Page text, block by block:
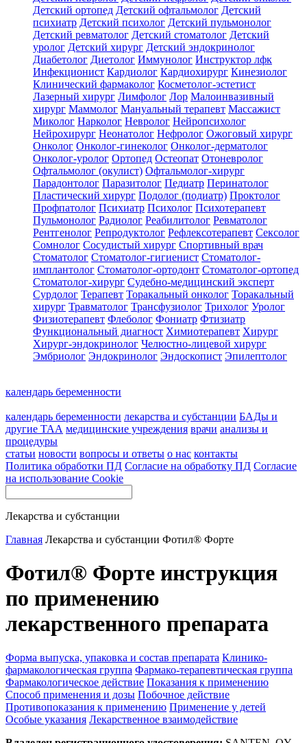
Детский ортопед Детский офтальмолог Детский
психиатр Детский психолог Детский пульмонолог
Детский ревматолог Детский стоматолог Детский
уролог Детский хирург Детский эндокринолог
Диабетолог Диетолог Иммунолог Инструктор лфк
Инфекционист Кардиолог Кардиохирург Кинезиолог
Клинический фармаколог Косметолог-эстетист
Лазерный хирург Лимфолог Лор Малоинвазивный
хирург Маммолог Мануальный терапевт Массажист
Миколог Нарколог Невролог Нейропсихолог
Нейрохирург Неонатолог Нефролог Ожоговый хирург
Онколог Онколог-гинеколог Онколог-дерматолог
Онколог-уролог Ортопед Остеопат Отоневролог
Офтальмолог (окулист) Офтальмолог-хирург
Парадонтолог Паразитолог Педиатр Перинатолог
Пластический хирург Подолог (подиатр) Проктолог
Профпатолог Психиатр Психолог Психотерапевт
Пульмонолог Радиолог Реабилитолог Ревматолог
Рентгенолог Репродуктолог Рефлексотерапевт Сексолог
Сомнолог Сосудистый хирург Спортивный врач
Стоматолог Стоматолог-гигиенист Стоматолог-
имплантолог Стоматолог-ортодонт Стоматолог-ортопед
Стоматолог-хирург Судебно-медицинский эксперт
Сурдолог Терапевт Торакальный онколог Торакальный
хирург Травматолог Трансфузиолог Трихолог Уролог
Физиотерапевт Флеболог Фониатр Фтизиатр
Функциональный диагност Химиотерапевт Хирург
Хирург-эндокринолог Челюстно-лицевой хирург
Эмбриолог Эндокринолог Эндоскопист Эпилептолог
календарь беременности
календарь беременности лекарства и субстанции БАДы и
другие ТАА медицинские учреждения врачи анализы и
процедуры
статьи новости вопросы и ответы о нас контакты
Политика обработки ПД Согласие на обработку ПД Согласие
на использование Cookie
Лекарства и субстанции
Главная Лекарства и субстанции Фотил® Форте
Фотил® Форте инструкция
по применению
лекарственного препарата
Форма выпуска, упаковка и состав препарата Клинико-
фармакологическая группа Фармако-терапевтическая группа
Фармакологическое действие Показания к применению
Способ применения и дозы Побочное действие
Противопоказания к применению Применение у детей
Особые указания Лекарственное взаимодействие